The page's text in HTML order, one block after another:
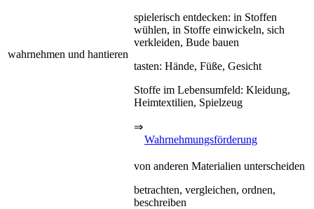
wahrnehmen und hantieren
spielerisch entdecken: in Stoffen
wühlen, in Stoffe einwickeln, sich
verkleiden, Bude bauen
tasten: Hände, Füße, Gesicht
Stoffe im Lebensumfeld: Kleidung,
Heimtextilien, Spielzeug
⇒
Wahrnehmungsförderung
von anderen Materialien unterscheiden
betrachten, vergleichen, ordnen,
beschreiben